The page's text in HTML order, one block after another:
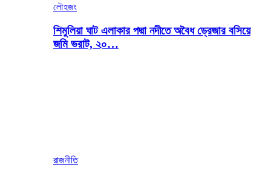
লৌহজং
শিমুলিয়া ঘাট এলাকার পদ্মা নদীতে অবৈধ ড্রেজার বসিয়ে
জমি ভরাট, ২০…
রাজনীতি